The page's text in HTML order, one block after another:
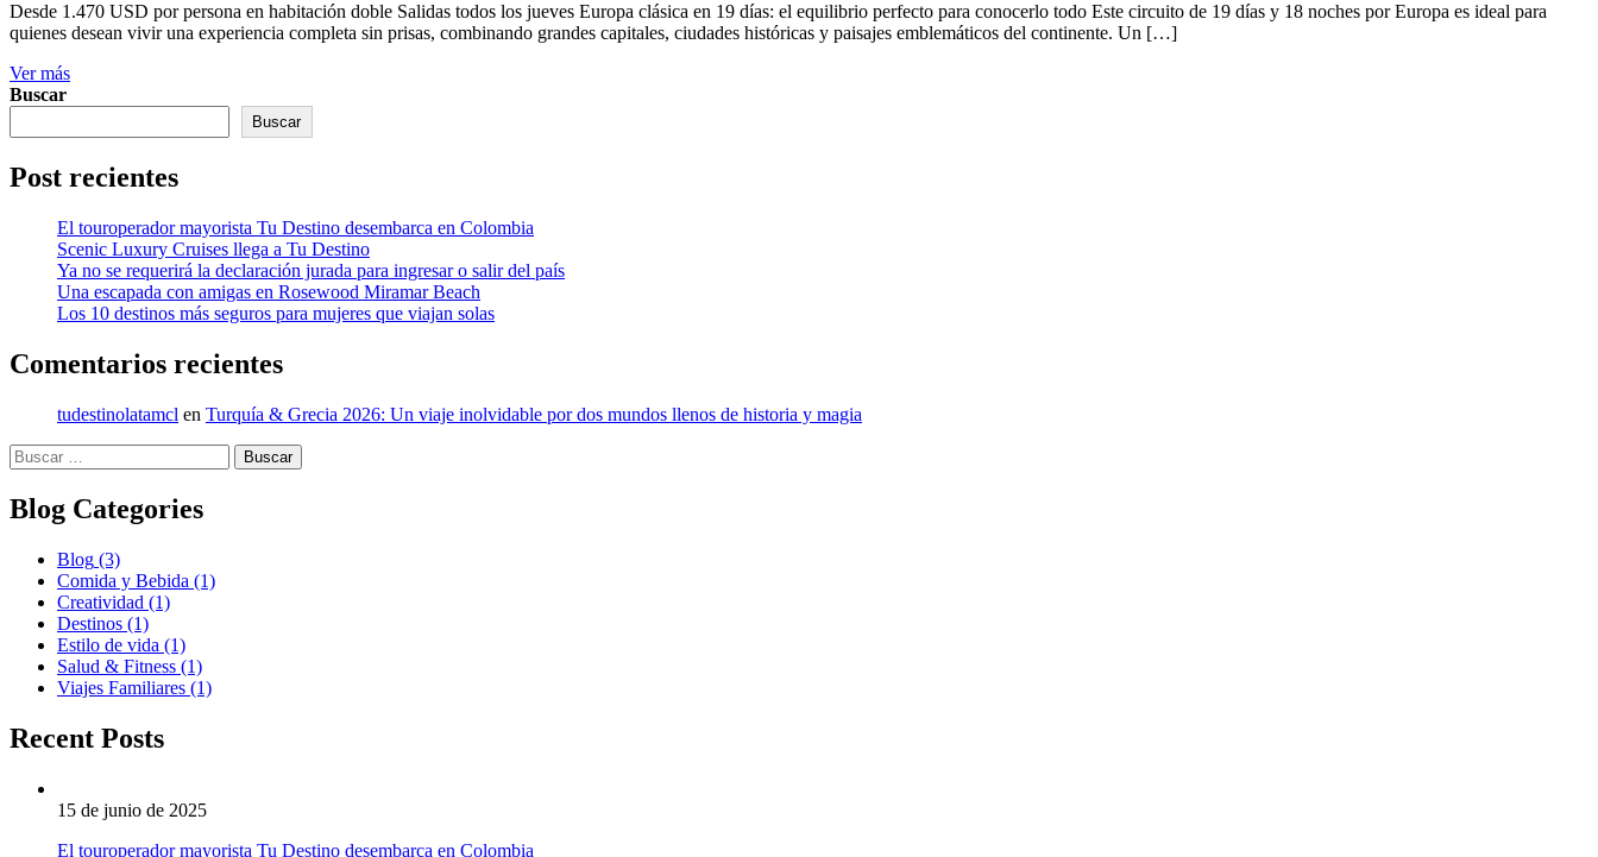
Desde 1.470 USD por persona en habitación doble Salidas todos los jueves Europa clásica en 19 días: el equilibrio perfecto para conocerlo todo Este circuito de 19 días y 18 noches por Europa es ideal para
quienes desean vivir una experiencia completa sin prisas, combinando grandes capitales, ciudades históricas y paisajes emblemáticos del continente. Un […]
Ver más
Buscar
Buscar
Post recientes
El touroperador mayorista Tu Destino desembarca en Colombia
Scenic Luxury Cruises llega a Tu Destino
Ya no se requerirá la declaración jurada para ingresar o salir del país
Una escapada con amigas en Rosewood Miramar Beach
Los 10 destinos más seguros para mujeres que viajan solas
Comentarios recientes
tudestinolatamcl en Turquía & Grecia 2026: Un viaje inolvidable por dos mundos llenos de historia y magia
Buscar:
Blog Categories
Blog (3)
Comida y Bebida (1)
Creatividad (1)
Destinos (1)
Estilo de vida (1)
Salud & Fitness (1)
Viajes Familiares (1)
Recent Posts
15 de junio de 2025
El touroperador mayorista Tu Destino desembarca en Colombia